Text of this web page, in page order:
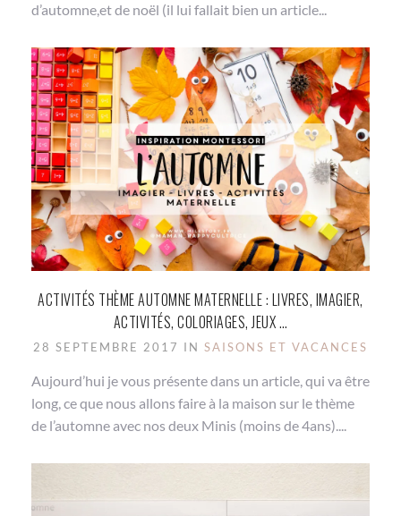
d’automne,et de noël (il lui fallait bien un article...
ACTIVITÉS THÈME AUTOMNE MATERNELLE : LIVRES, IMAGIER,
ACTIVITÉS, COLORIAGES, JEUX …
28 SEPTEMBRE 2017 IN SAISONS ET VACANCES
Aujourd’hui je vous présente dans un article, qui va être
long, ce que nous allons faire à la maison sur le thème
de l’automne avec nos deux Minis (moins de 4ans)....